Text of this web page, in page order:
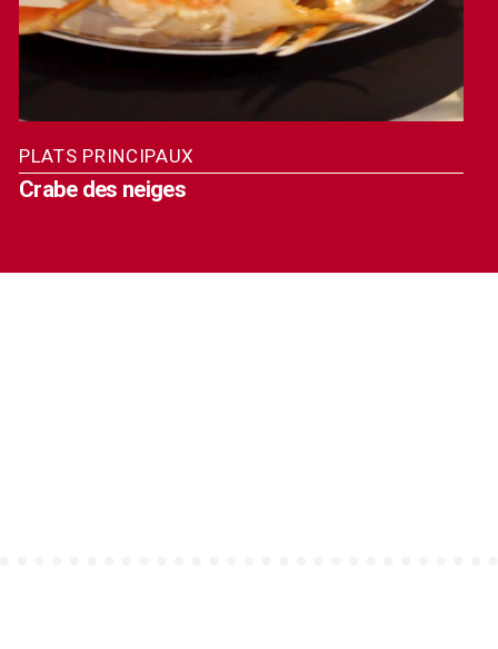
PLATS PRINCIPAUX
Crabe des neiges